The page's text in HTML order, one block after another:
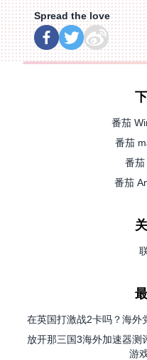
Spread the love
番茄
番茄
番茄
番茄
在英国打激战2卡吗？海外
放开那三国3海外加速器测
游